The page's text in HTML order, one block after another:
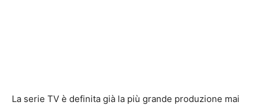
La serie TV è definita già la più grande produzione mai